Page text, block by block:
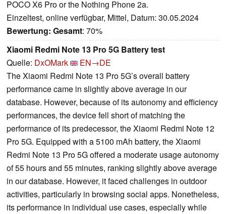
POCO X6 Pro or the Nothing Phone 2a.
Einzeltest, online verfügbar, Mittel, Datum: 30.05.2024
Bewertung: Gesamt: 70%
Xiaomi Redmi Note 13 Pro 5G Battery test
Quelle: DxOMark
EN→DE
The Xiaomi Redmi Note 13 Pro 5G’s overall battery
performance came in slightly above average in our
database. However, because of its autonomy and efficiency
performances, the device fell short of matching the
performance of its predecessor, the Xiaomi Redmi Note 12
Pro 5G. Equipped with a 5100 mAh battery, the Xiaomi
Redmi Note 13 Pro 5G offered a moderate usage autonomy
of 55 hours and 55 minutes, ranking slightly above average
in our database. However, it faced challenges in outdoor
activities, particularly in browsing social apps. Nonetheless,
its performance in individual use cases, especially while